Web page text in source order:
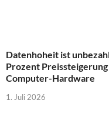
Datenhoheit ist
Prozent
Computer-Hardware
1. Juli 2026